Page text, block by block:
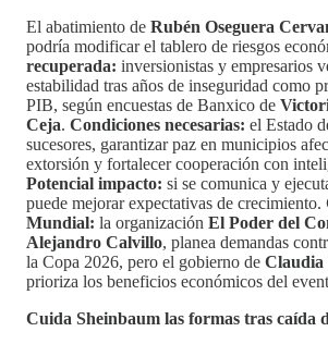
El abatimiento de Rubén Oseguera
podría modificar el tablero de riesgos
recuperada: inversionistas y empresarios
estabilidad tras años de inseguridad como
PIB, según encuestas de Banxico de
Ceja. Condiciones necesarias: el Estado
sucesores, garantizar paz en municipios
extorsión y fortalecer cooperación con
Potencial impacto: si se comunica y
puede mejorar expectativas de crecimiento.
Mundial: la organización El Poder del
Alejandro Calvillo, planea demandas
la Copa 2026, pero el gobierno de Claudia
prioriza los beneficios económicos del
Cuida Sheinbaum las formas tras caída